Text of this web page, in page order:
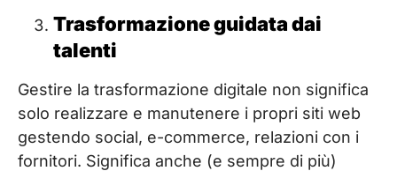
Trasformazione guidata dai
talenti
Gestire la trasformazione digitale non significa
solo realizzare e manutenere i propri siti web
gestendo social, e-commerce, relazioni con i
fornitori. Significa anche (e sempre di più)